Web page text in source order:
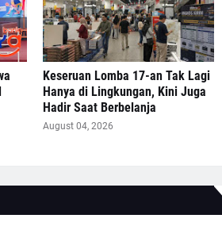
Keseruan Lomba 17-an Tak Lagi
Hanya di Lingkungan, Kini Juga
Hadir Saat Berbelanja
August 04, 2026